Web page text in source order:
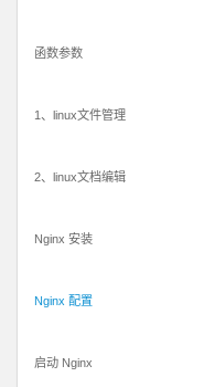
函数参数
1、linux文件管理
2、linux文档编辑
Nginx 安装
Nginx 配置
启动 Nginx